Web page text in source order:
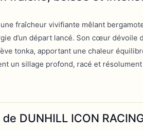
une fraîcheur vivifiante mêlant
d’un départ lancé. Son cœur dévoile
tonka, apportant une chaleur
un sillage profond, racé et
DUNHILL ICON